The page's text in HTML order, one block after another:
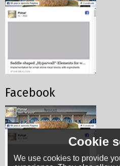
Facebook
Cookie
We use cookies to provide